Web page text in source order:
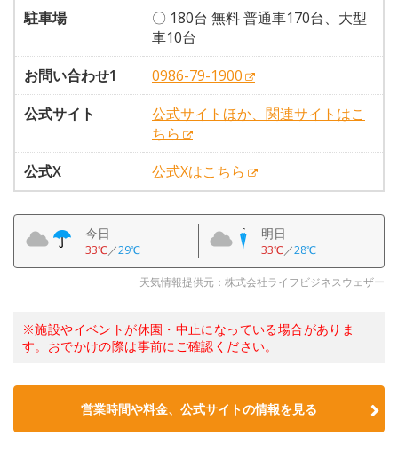
駐車場
〇 180台 無料 普通車170台、大型
車10台
お問い合わせ1
0986-79-1900
公式サイト
公式サイトほか、関連サイトはこ
ちら
公式X
公式Xはこちら
今日
33℃／29℃
明日
33℃／28℃
天気情報提供元：株式会社ライフビジネスウェザー
※施設やイベントが休園・中止になっている場合がありま
す。おでかけの際は事前にご確認ください。
営業時間や料金、公式サイトの情報を見る